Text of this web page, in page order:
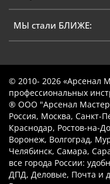
МЫ стали БЛИЖЕ:
© 2010- 2026 «Арсенал
профессиональных
® ООО "Арсенал
Россия, Москва, Санкт-
Краснодар, Ростов-на-
Воронеж, Волгоград,
Челябинск, Самара,
все города России:
ДПД, Деловые, Почта и